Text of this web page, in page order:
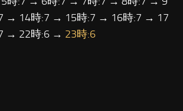
→ 14時:7 → 15時:7 → 16時:7 → 17
→ 22時:6 → 23時:6